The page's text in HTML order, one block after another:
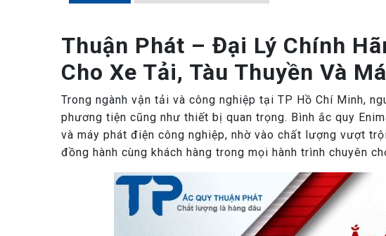
Thuận Phát – Đại Lý Chính
Cho Xe Tải, Tàu Thuyền Và
Trong ngành vận tải và công nghiệp tại TP Hồ Chí Minh,
phương tiện cũng như thiết bị quan trọng. Bình ắc quy
và máy phát điện công nghiệp, nhờ vào chất lượng vượt
đồng hành cùng khách hàng trong mọi hành trình chuyên